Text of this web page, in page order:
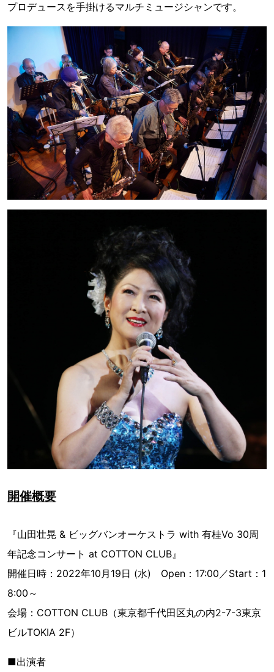
プロデュースを手掛けるマルチミュージシャンです。
開催概要
『山田壮晃 & ビッグバンオーケストラ with 有桂Vo 30周
年記念コンサート at COTTON CLUB』
開催日時：2022年10月19日 (水) Open：17:00／Start：1
8:00～
会場：COTTON CLUB（東京都千代田区丸の内2-7-3東京
ビルTOKIA 2F）
■出演者